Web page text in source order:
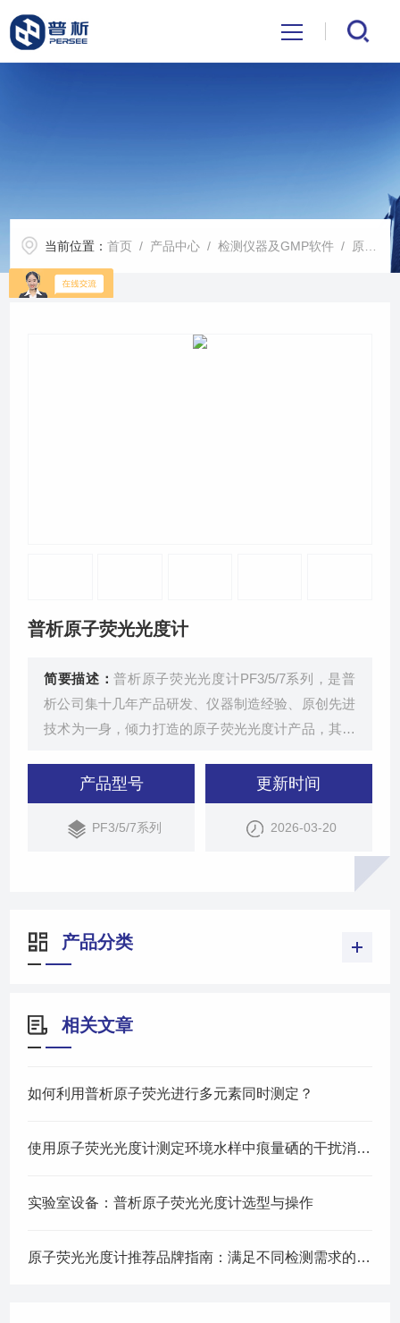
公司新闻
当前位置：首页 / 产品中心 /检测仪器及GMP软件 / 原子荧光光度计
普析原子荧光光度计
简要描述：普析原子荧光光度计PF3/5/7系列，是普
析公司集十几年产品研发、仪器制造经验、原创先进
技术为一身，倾力打造的原子荧光光度计产品，其中
博览会“食品检测仪器性能竞赛"金奖，产品采用气源
顺序流动注射技术、双光束光学结构和信息化样品管
理系统，解决了蠕动泵耐用性差的痼疾，改善超痕量
分析仪器长期稳定性不好的问题，开启了无蠕动泵维
产品型号
PF3/5/7系列
更新时间
2026-03-20
产品分类
相关文章
如何利用普析原子荧光进行多元素同时测定？
使用原子荧光光度计测定环境水样中痕量硒的干扰消除与预还原方法
实验室设备：普析原子荧光光度计选型与操作
原子荧光光度计推荐品牌指南：满足不同检测需求的优选